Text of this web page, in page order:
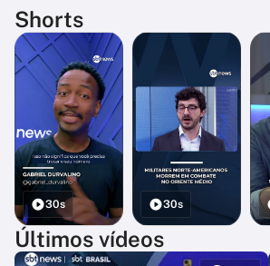
Shorts
30s 30s
Últimos vídeos